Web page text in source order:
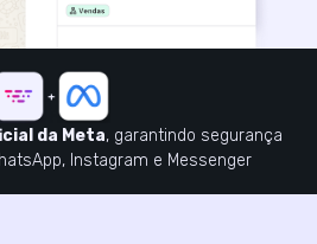
da Meta, garantindo segurança
Instagram e Messenger